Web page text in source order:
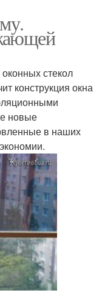
стекол
конструкция окна
новые
в наших